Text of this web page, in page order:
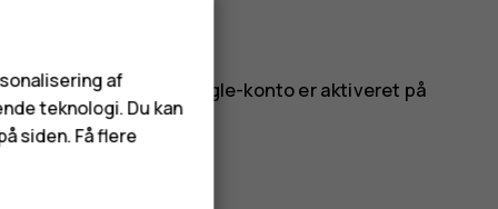
til din Google-konto er aktiveret på
adgangskoder.
af
teknologi. Du kan
siden. Få flere